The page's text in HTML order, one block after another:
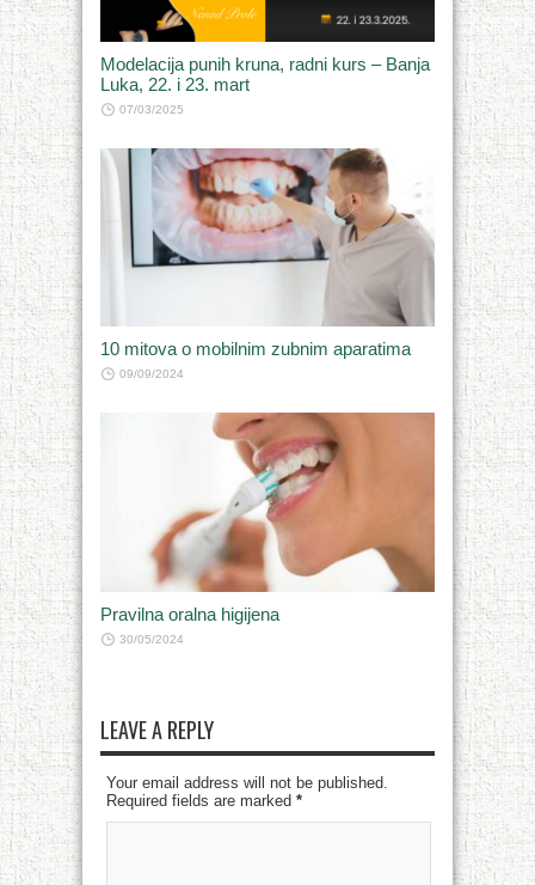
Modelacija punih kruna, radni kurs – Banja
Luka, 22. i 23. mart
07/03/2025
10 mitova o mobilnim zubnim aparatima
09/09/2024
Pravilna oralna higijena
30/05/2024
LEAVE A REPLY
Your email address will not be published.
Required fields are marked *